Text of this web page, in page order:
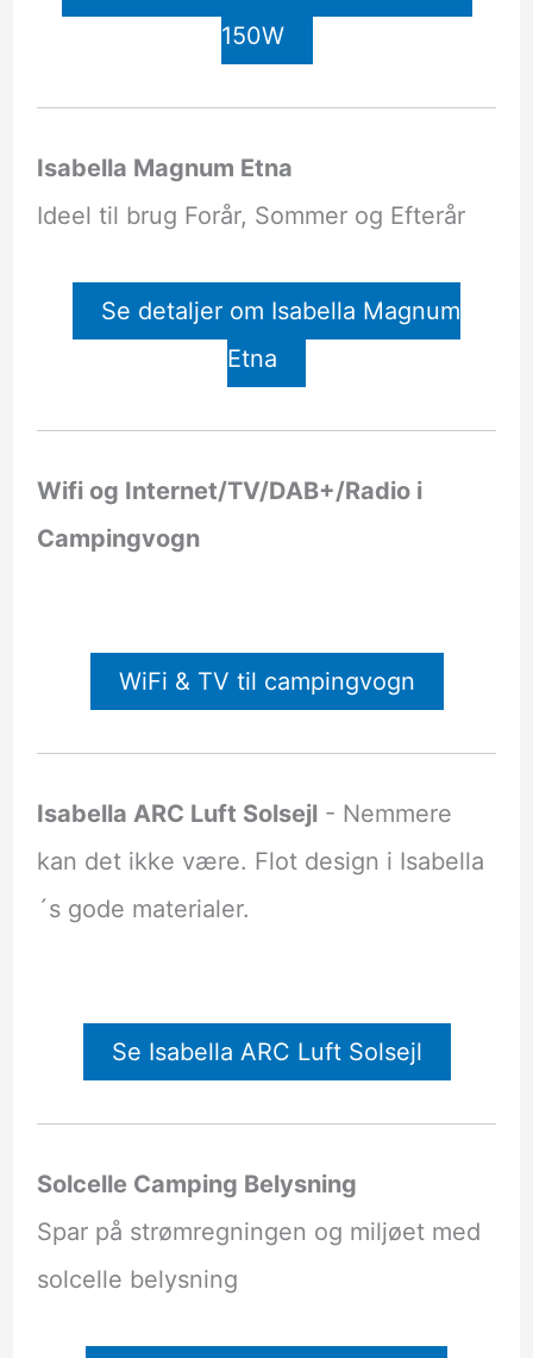
150W
Isabella Magnum Etna
Ideel til brug Forår, Sommer og Efterår
Se detaljer om Isabella Magnum
Etna
Wifi og Internet/TV/DAB+/Radio i
Campingvogn
WiFi & TV til campingvogn
Isabella ARC Luft Solsejl- Nemmere
kan det ikke være. Flot design i Isabella
´s gode materialer.
Se Isabella ARC Luft Solsejl
Solcelle Camping Belysning
Spar på strømregningen og miljøet med
solcelle belysning